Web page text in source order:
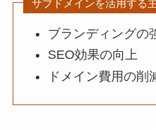
サブドメインを活用する
ブランディングの
SEO効果の向上
ドメイン費用の削